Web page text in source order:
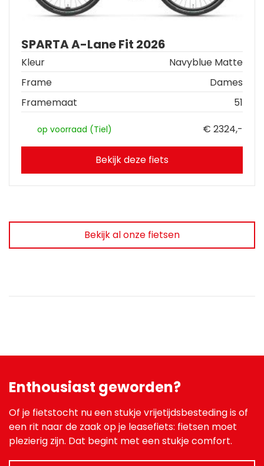
SPARTA A-Lane Fit 2026
Kleur
Navyblue Matte
Frame
Dames
Framemaat
51
op voorraad (Tiel) € 2324,-
Bekijk deze fiets
Bekijk al onze fietsen
Enthousiast geworden?
Of je fietstocht nu een stukje vrijetijdsbesteding is of
een rit naar de zaak op je leasefiets: fietsen moet
plezierig zijn. Dat begint met een stukje comfort.